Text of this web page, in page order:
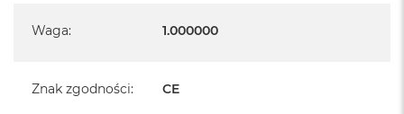
Waga: 1.000000
Znak zgodności: CE